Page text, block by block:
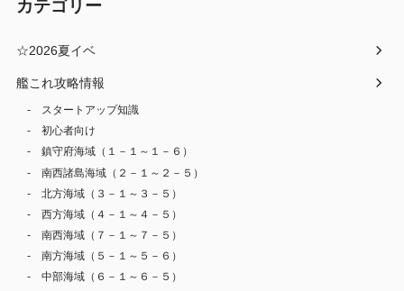
カテゴリー
☆2026夏イベ
艦これ攻略情報
スタートアップ知識
初心者向け
鎮守府海域（１－１～１－６）
南西諸島海域（２－１～２－５）
北方海域（３－１～３－５）
西方海域（４－１～４－５）
南西海域（７－１～７－５）
南方海域（５－１～５－６）
中部海域（６－１～６－５）